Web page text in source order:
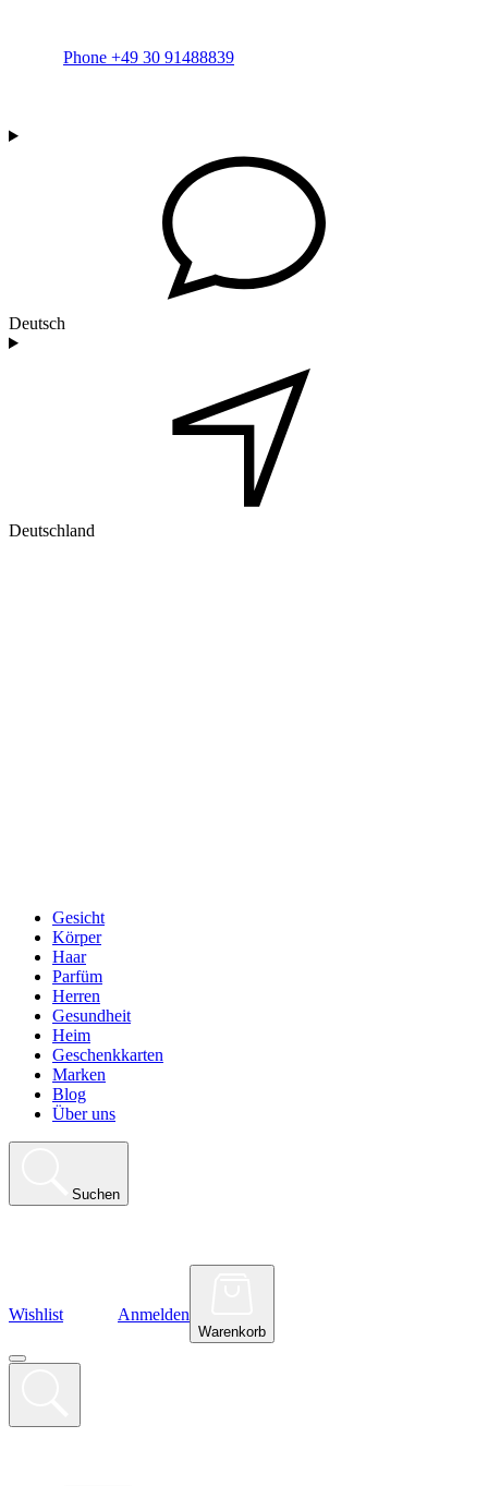
Phone +49 30 91488839
Deutsch
Deutschland
Gesicht
Körper
Haar
Parfüm
Herren
Gesundheit
Heim
Geschenkkarten
Marken
Blog
Über uns
Suchen
Wishlist Anmelden
Warenkorb